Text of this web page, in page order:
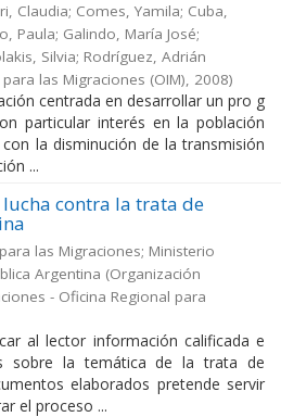
Claudia; Comes, Yamila; Cuba,
Paula; Galindo, María José;
Silvia; Rodríguez, Adrián
las Migraciones (OIM), 2008)
centrada en desarrollar un pro g
particular interés en la población
la disminución de la transmisión
...
contra la trata de
las Migraciones; Ministerio
Argentina (Organización
- Oficina Regional para
al lector información calificada e
sobre la temática de la trata de
elaborados pretende servir
el proceso ...